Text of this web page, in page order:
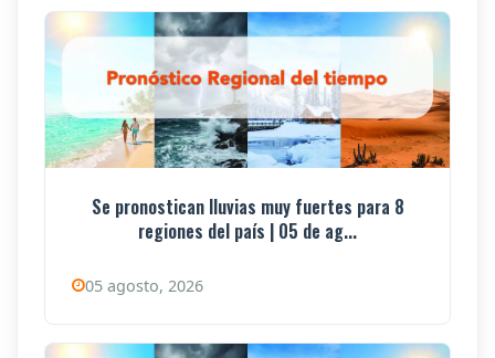
Se pronostican lluvias muy fuertes para 8
regiones del país | 05 de ag...
05 agosto, 2026